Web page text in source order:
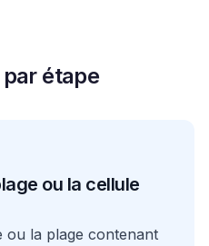
étape
ou la cellule
ou la plage contenant